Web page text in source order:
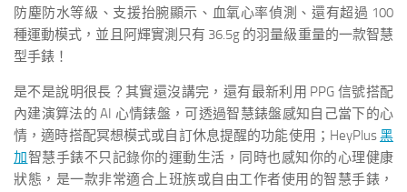
防塵防水等級、支援抬腕顯示、血氧心率偵測、還有超過 100
種運動模式，並且阿輝實測只有 36.5g 的羽量級重量的一款智慧
型手錶！
是不是說明很長？其實還沒講完，還有最新利用 PPG 信號搭配
內建演算法的 AI 心情錶盤，可透過智慧錶盤感知自己當下的心
情，適時搭配冥想模式或自訂休息提醒的功能使用；HeyPlus黑
加智慧手錶不只記錄你的運動生活，同時也感知你的心理健康
狀態，是一款非常適合上班族或自由工作者使用的智慧手錶，